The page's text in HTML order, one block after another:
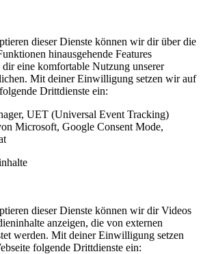
dieser Dienste können wir dir über die
hinausgehende Features
dir eine komfortable Nutzung unserer
Mit deiner Einwilligung setzen wir auf
Drittdienste ein:
UET (Universal Event Tracking)
Microsoft, Google Consent Mode,
dieser Dienste können wir dir Videos
anzeigen, die von externen
werden. Mit deiner Einwilligung setzen
folgende Drittdienste ein: